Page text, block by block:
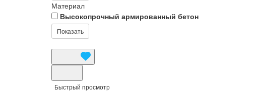
Материал
Высокопрочный армированный бетон
Показать
Быстрый просмотр